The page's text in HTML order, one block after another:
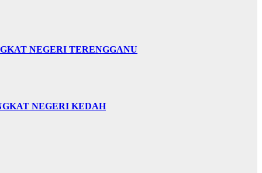
NEGERI TERENGGANU
NEGERI KEDAH